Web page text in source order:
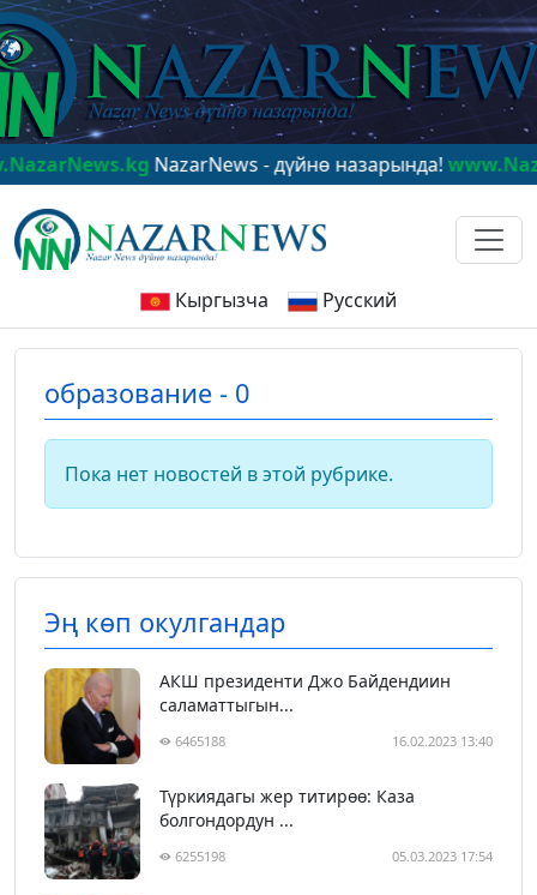
NazarNews - дүйнө назарында!
Кыргызча Русский
образование - 0
Пока нет новостей в этой рубрике.
Эң көп окулгандар
АКШ президенти Джо Байдендиин
саламаттыгын...
6465188 16.02.2023 13:40
Түркиядагы жер титирөө: Каза
болгондордун ...
6255198 05.03.2023 17:54